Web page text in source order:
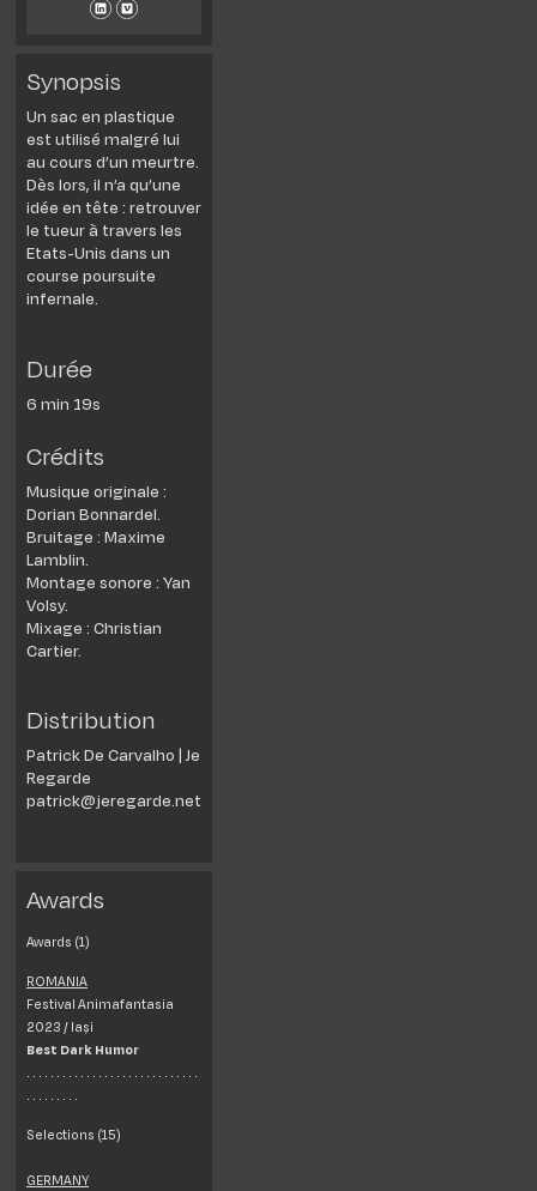
Synopsis
Un sac en plastique
est utilisé malgré lui
au cours d’un meurtre.
Dès lors, il n’a qu’une
idée en tête : retrouver
le tueur à travers les
Etats-Unis dans un
course poursuite
infernale.
Durée
6 min 19s
Crédits
Musique originale :
Dorian Bonnardel.
Bruitage : Maxime
Lamblin.
Montage sonore : Yan
Volsy.
Mixage : Christian
Cartier.
Distribution
Patrick De Carvalho | Je
Regarde
patrick@jeregarde.net
Awards
Awards (1)
ROMANIA
Festival Animafantasia
2023 / Iași
Best Dark Humor
. . . . . . . . . . . . . . . . . . . . . . . . . . . . .
. . . . . . . . .
Selections (15)
GERMANY